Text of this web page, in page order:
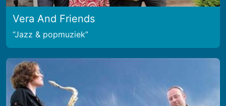
Vera And Friends
Jazz & popmuziek